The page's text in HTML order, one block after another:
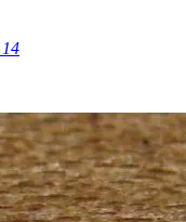
14